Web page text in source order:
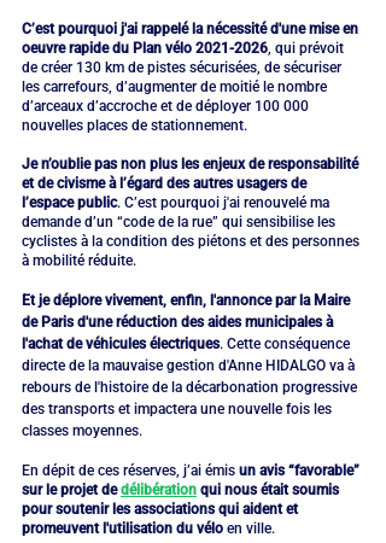
C’est pourquoi j'ai rappelé la nécessité d'une mise en
oeuvre rapide du Plan vélo 2021-2026 , qui prévoit
de créer 130 km de pistes sécurisées, de sécuriser
les carrefours, d’augmenter de moitié le nombre
d’arceaux d’accroche et de déployer 100 000
nouvelles places de stationnement.
Je n’oublie pas non plus les enjeux de responsabilité
et de civisme à l’égard des autres usagers de
l’espace public. C’est pourquoi j'ai renouvelé ma
demande d’un “code de la rue” qui sensibilise les
cyclistes à la condition des piétons et des personnes
à mobilité réduite.
Et je déplore vivement, enfin, l'annonce par la Maire
de Paris d'une réduction des aides municipales à
l'achat de véhicules électriques. Cette conséquence
directe de la mauvaise gestion d'Anne HIDALGO va à
rebours de l'histoire de la décarbonation progressive
des transports et impactera une nouvelle fois les
classes moyennes.
En dépit de ces réserves, j’ai émis un avis “favorable”
sur le projet de délibération qui nous était soumis
pour soutenir les associations qui aident et
promeuvent l'utilisation du vélo en ville.